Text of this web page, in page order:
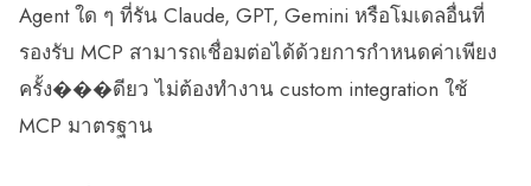
Agent ใด ๆ ที่รัน Claude, GPT, Gemini หรือโมเดลอื่นที่
รองรับ MCP สามารถเชื่อมต่อได้ด้วยการกำหนดค่าเพียง
ครั้ง���ดียว ไม่ต้องทำงาน custom integration ใช้
MCP มาตรฐาน